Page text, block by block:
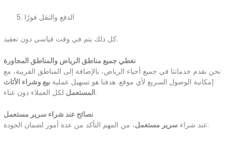
الدفع والنقل فورًا
كل ذلك يتم في وقت قياسي دون تعقيد.
نغطي جميع مناطق الرياض والمناطق المجاورة
نحن نقدم خدماتنا في جميع أحياء الرياض، بالإضافة إلى المناطق القريبة، مع
إمكانية الوصول السريع لأي موقع. هدفنا هو تسهيل عملية بيع وشراء الأثاث
المستعمللكل العملاء دون عناء.
نصائح عند شراء سرير مستعمل
عند شراء سرير مستعمل ، من المهم التأكد من عدة أمور لضمان الجودة: